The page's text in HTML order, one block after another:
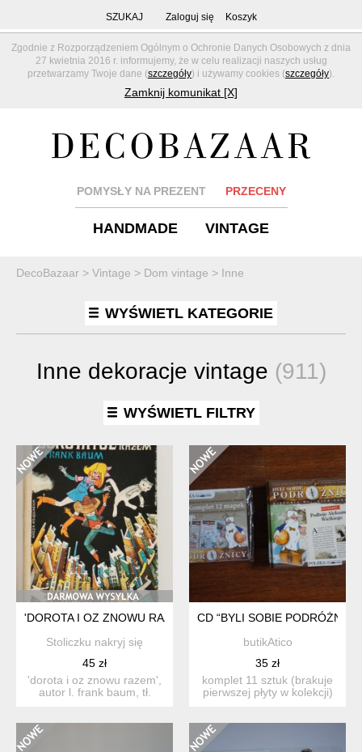
Zgodnie z Rozporządzeniem Ogólnym o Ochronie Danych Osobowych z dnia
27 kwietnia 2016 r. informujemy, że w celu realizacji naszych usług
przetwarzamy Twoje dane (szczegóły) i używamy cookies (szczegóły).
Zamknij komunikat [X]
SZUKAJ Zaloguj się Koszyk
POMYSŁY NA PREZENT PRZECENY
HANDMADE VINTAGE
DecoBazaar > Vintage > Dom vintage > Inne
WYŚWIETL KATEGORIE
Inne dekoracje vintage (911)
WYŚWIETL FILTRY
'DOROTA I OZ ZNOWU RAZEM' KSIĄŻKA VINTAGE
Stoliczku nakryj się
45 zł
'dorota i oz znowu razem',
autor l. frank baum, tł.
CD “BYLI SOBIE
butikAtico
35 zł
komplet 11 sztuk (brakuje
pierwszej płyty w kolekcji)